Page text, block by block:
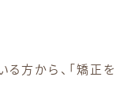
方から、「矯正